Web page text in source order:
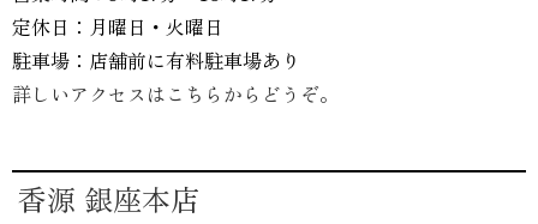
定休日：月曜日・火曜日
駐車場：店舗前に有料駐車場あり
詳しいアクセスはこちらからどうぞ。
香源 銀座本店